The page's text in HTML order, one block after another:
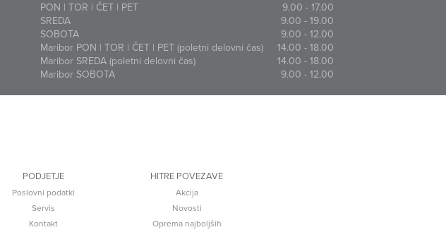
PON | TOR | ČET | PET
9.00 - 17.00
SREDA
9.00 - 19.00
SOBOTA
9.00 - 12.00
Maribor PON | TOR | ČET | PET (poletni delovni čas)
14.00 - 18.00
Maribor SREDA (poletni delovni čas)
14.00 - 18.00
Maribor SOBOTA
9.00 - 12.00
PODJETJE
Poslovni podatki
Servis
Kontakt
HITRE POVEZAVE
Akcija
Novosti
Oprema najboljših